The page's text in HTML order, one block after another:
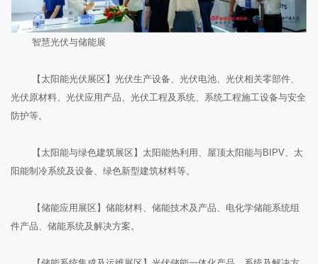
智慧光伏与储能展
【太阳能光伏展区】光伏生产设备、光伏电池、光伏相关零部件、
光伏原材料、光伏应用产品、光伏工程及系统、系统工程施工设备与安全
防护等。
【太阳能与绿色建筑展区】太阳能热利用、屋顶太阳能与BIPV、太
阳能制冷系统及设备、绿色新型建筑材料等。
【储能应用展区】储能材料、储能技术及产品、电化学储能系统组
件产品、储能系统及解决方案。